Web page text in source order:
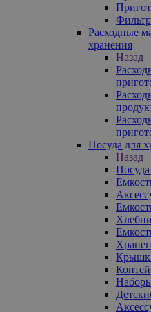
Расходные
хранения
Назад
Посуда для
Назад